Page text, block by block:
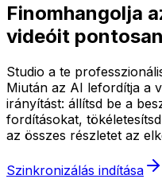
Finomhangolja
videóit pontosan
Studio a te
Miután az AI lefordítja a
irányítást: állítsd be a
fordításokat,
az összes részletet az
Szinkronizálás indítása